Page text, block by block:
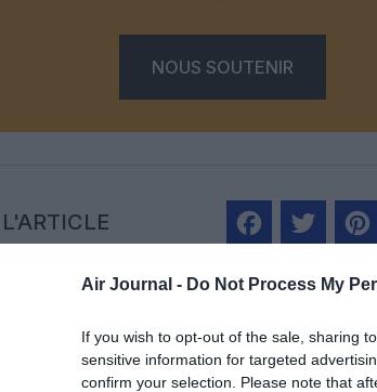
Air Journal - Do Not Process My
If you wish to opt-out of the sale, sharing
sensitive information for targeted
confirm your selection. Please note that
NOUS SOUTENIR
Aucun commentaire !